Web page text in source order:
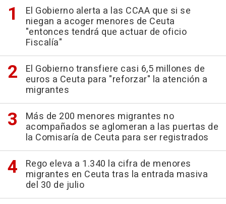
El Gobierno alerta a las CCAA que si se
niegan a acoger menores de Ceuta
"entonces tendrá que actuar de oficio
Fiscalía"
El Gobierno transfiere casi 6,5 millones de
euros a Ceuta para "reforzar" la atención a
migrantes
Más de 200 menores migrantes no
acompañados se aglomeran a las puertas de
la Comisaría de Ceuta para ser registrados
Rego eleva a 1.340 la cifra de menores
migrantes en Ceuta tras la entrada masiva
del 30 de julio